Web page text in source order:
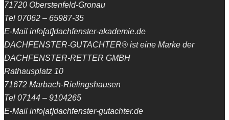
71720 Oberstenfeld-Gronau
Tel 07062 – 65987-35
E-Mail info[at]dachfenster-akademie.de
DACHFENSTER-GUTACHTER® ist eine Marke der
DACHFENSTER-RETTER GMBH
Rathausplatz 10
71672 Marbach-Rielingshausen
Tel 07144 – 9104265
E-Mail info[at]dachfenster-gutachter.de